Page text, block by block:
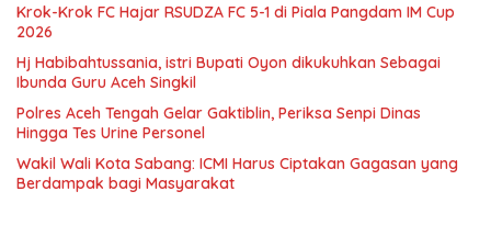
Krok-Krok FC Hajar RSUDZA FC 5-1 di Piala Pangdam IM Cup
2026
Hj Habibahtussania, istri Bupati Oyon dikukuhkan Sebagai
Ibunda Guru Aceh Singkil
Polres Aceh Tengah Gelar Gaktiblin, Periksa Senpi Dinas
Hingga Tes Urine Personel
Wakil Wali Kota Sabang: ICMI Harus Ciptakan Gagasan yang
Berdampak bagi Masyarakat